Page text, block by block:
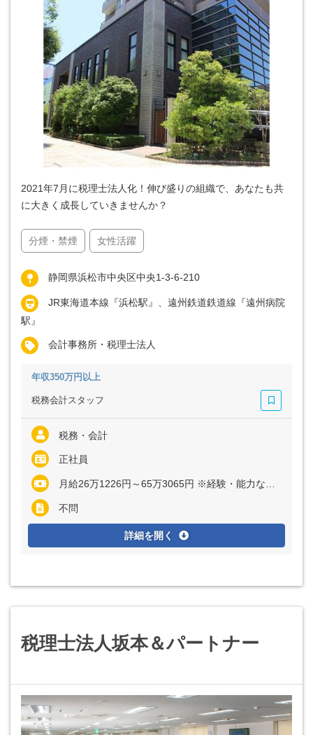
2021年7月に税理士法人化！伸び盛りの組織で、あなたも共
に大きく成長していきませんか？
分煙・禁煙 女性活躍
静岡県浜松市中央区中央1-3-6-210
JR東海道本線『浜松駅』、遠州鉄道鉄道線『遠州病院
駅』
会計事務所・税理士法人
年収350万円以上
税務会計スタッフ
税務・会計
正社員
月給26万1226円～65万3065円 ※経験・能力など考慮の上、決定いたします ※上記に固定残業代（月40時間分＝6万1226円～15万3065円）を含む ※超過分は別途全額支給
不問
詳細を開く
税理士法人坂本＆パートナー